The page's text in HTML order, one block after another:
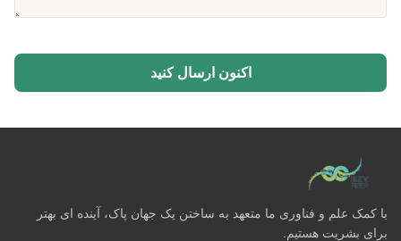
اکنون ارسال کنید
با کمک علم و فناوری ما متعهد به ساختن یک جهان پاک، آینده ای بهتر
برای بشریت هستیم.